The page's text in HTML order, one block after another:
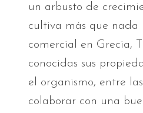
un arbusto de
cultiva más que nada
comercial en Grecia,
conocidas sus
el organismo, entre
colaborar con una